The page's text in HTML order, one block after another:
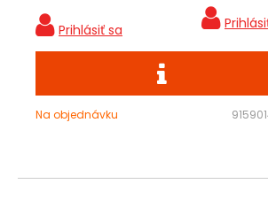
Na objednávku